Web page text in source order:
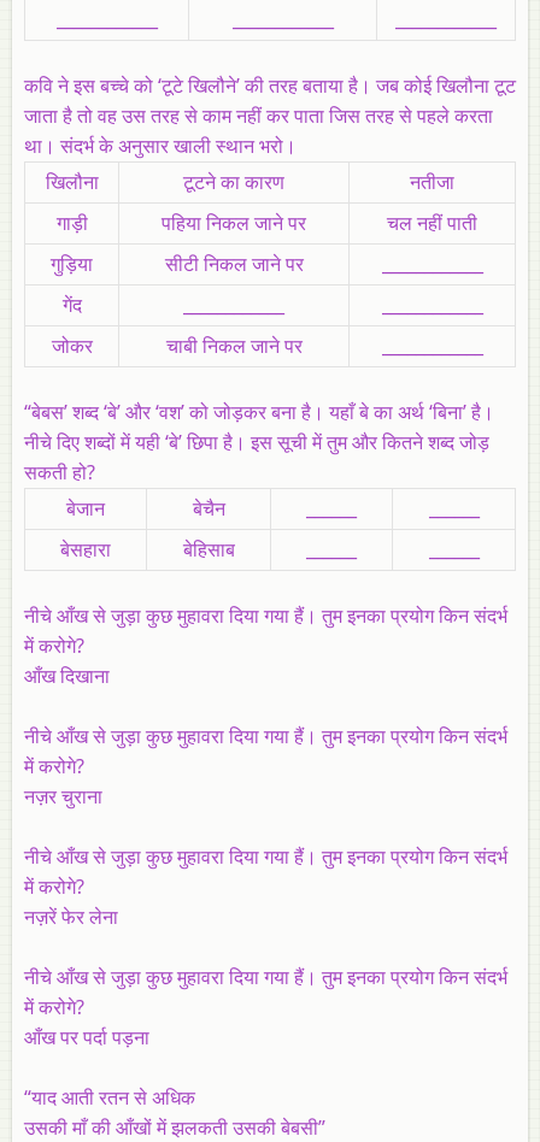
कवि ने इस बच्चे को ‘टूटे खिलौने’ की तरह बताया है। जब कोई खिलौना टूट
जाता है तो वह उस तरह से काम नहीं कर पाता जिस तरह से पहले करता
था। संदर्भ के अनुसार खाली स्थान भरो।
खिलौना
टूटने का कारण
नतीजा
गाड़ी
पहिया निकल जाने पर
चल नहीं पाती
गुड़िया
सीटी निकल जाने पर
गेंद
जोकर
चाबी निकल जाने पर
“बेबस’ शब्द ‘बे’ और ‘वश’ को जोड़कर बना है। यहाँ बे का अर्थ ‘बिना’ है।
नीचे दिए शब्दों में यही ‘बे’ छिपा है। इस सूची में तुम और कितने शब्द जोड़
सकती हो?
बेजान
बेचैन
बेसहारा
बेहिसाब
नीचे आँख से जुड़ा कुछ मुहावरा दिया गया हैं। तुम इनका प्रयोग किन संदर्भ
में करोगे?
आँख दिखाना
नीचे आँख से जुड़ा कुछ मुहावरा दिया गया हैं। तुम इनका प्रयोग किन संदर्भ
में करोगे?
नज़र चुराना
नीचे आँख से जुड़ा कुछ मुहावरा दिया गया हैं। तुम इनका प्रयोग किन संदर्भ
में करोगे?
नज़रें फेर लेना
नीचे आँख से जुड़ा कुछ मुहावरा दिया गया हैं। तुम इनका प्रयोग किन संदर्भ
में करोगे?
आँख पर पर्दा पड़ना
“याद आती रतन से अधिक
उसकी माँ की आँखों में झलकती उसकी बेबसी”